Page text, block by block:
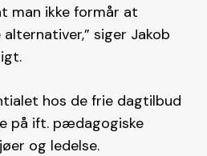
man ikke formår at
siger Jakob
hos de frie dagtilbud
på ift. pædagogiske
og ledelse.